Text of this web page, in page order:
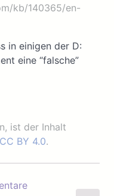
kb/140365/en-
in einigen der D:
eine “falsche”
ist der Inhalt
CC BY 4.0.